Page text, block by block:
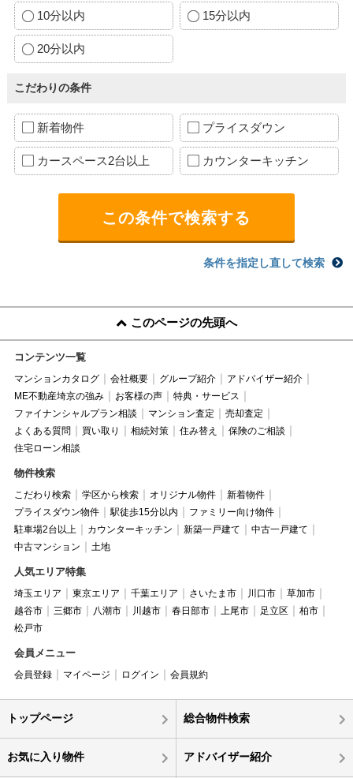
10分以内 15分以内
20分以内
こだわりの条件
新着物件 プライスダウン
カースペース2台以上 カウンターキッチン
条件を指定し直して検索
このページの先頭へ
コンテンツ一覧
マンションカタログ 会社概要 グループ紹介
アドバイザー紹介
ME不動産埼京の強み
お客様の声
特典・サービス
ファイナンシャルプラン相談
マンション査定
売却査定
よくある質問
買い取り 相続対策 住み替え
保険のご相談
住宅ローン相談
物件検索
こだわり検索 学区から検索 オリジナル物件
新着物件
プライスダウン物件
駅徒歩15分以内
ファミリー向け物件
駐車場2台以上
カウンターキッチン 新築一戸建て
中古一戸建て
中古マンション
土地
人気エリア特集
埼玉エリア 東京エリア 千葉エリア さいたま市 川口市
草加市
越谷市
三郷市 八潮市 川越市 春日部市 上尾市 足立区
柏市
松戸市
会員メニュー
会員登録 マイページ ログイン 会員規約
トップページ 総合物件検索
お気に入り物件 アドバイザー紹介